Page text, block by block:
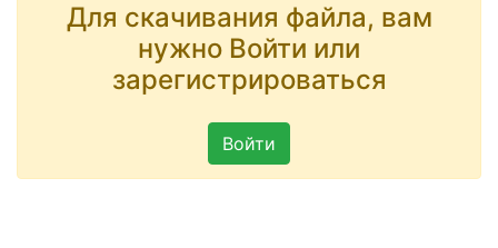
Для скачивания файла, вам
нужно Войти или
зарегистрироваться
Войти